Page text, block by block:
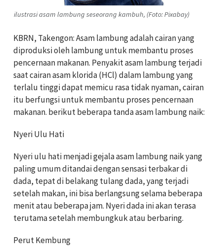
ilustrasi asam lambung seseorang kambuh, (Foto: Pixabay)
KBRN, Takengon: Asam lambung adalah cairan yang
diproduksi oleh lambung untuk membantu proses
pencernaan makanan. Penyakit asam lambung terjadi
saat cairan asam klorida (HCl) dalam lambung yang
terlalu tinggi dapat memicu rasa tidak nyaman, cairan
itu berfungsi untuk membantu proses pencernaan
makanan. berikut beberapa tanda asam lambung naik:
Nyeri Ulu Hati
Nyeri ulu hati menjadi gejala asam lambung naik yang
paling umum ditandai dengan sensasi terbakar di
dada, tepat di belakang tulang dada, yang terjadi
setelah makan, ini bisa berlangsung selama beberapa
menit atau beberapa jam. Nyeri dada ini akan terasa
terutama setelah membungkuk atau berbaring.
Perut Kembung